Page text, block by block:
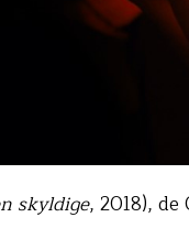
skyldige, 2018),